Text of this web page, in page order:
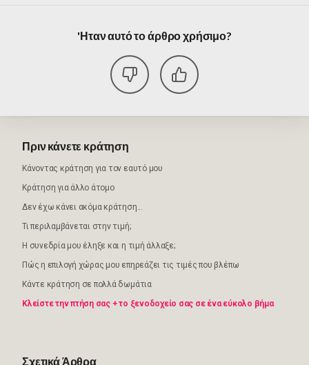
'Ηταν αυτό το άρθρο χρήσιμο?
Πριν κάνετε κράτηση
Κάνοντας κράτηση για τον εαυτό μου
Κράτηση για άλλο άτομο
Δεν έχω κάνει ακόμα κράτηση...
Τι περιλαμβάνεται στην τιμή;
Η συνεδρία μου έληξε και η τιμή άλλαξε;
Πώς η επιλογή χώρας μου επηρεάζει τις τιμές που βλέπω
Κάντε κράτηση σε πολλά δωμάτια
Κλείστε την πτήση σας + το ξενοδοχείο σας σε ένα εύκολο βήμα
Σχετικά Άρθρα